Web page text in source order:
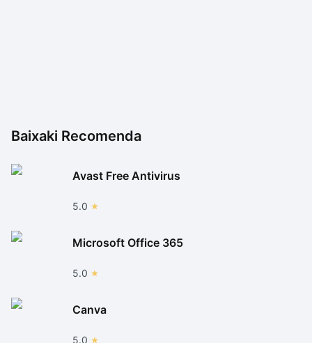
Baixaki Recomenda
Avast Free Antivirus
5.0
Microsoft Office 365
5.0
Canva
5.0